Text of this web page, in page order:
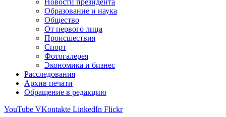
Новости президента
Образование и наука
Общество
От первого лица
Происшествия
Спорт
Фотогалерея
Экономика и бизнес
Расследования
Архив печати
Обращение в редакцию
YouTube VKontakte LinkedIn Flickr